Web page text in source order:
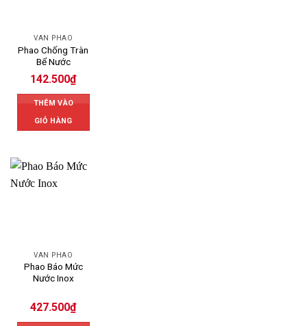
VAN PHAO
Phao Chống Tràn
Bể Nước
142.500₫
THÊM VÀO
GIỎ HÀNG
VAN PHAO
Phao Báo Mức
Nước Inox
427.500₫